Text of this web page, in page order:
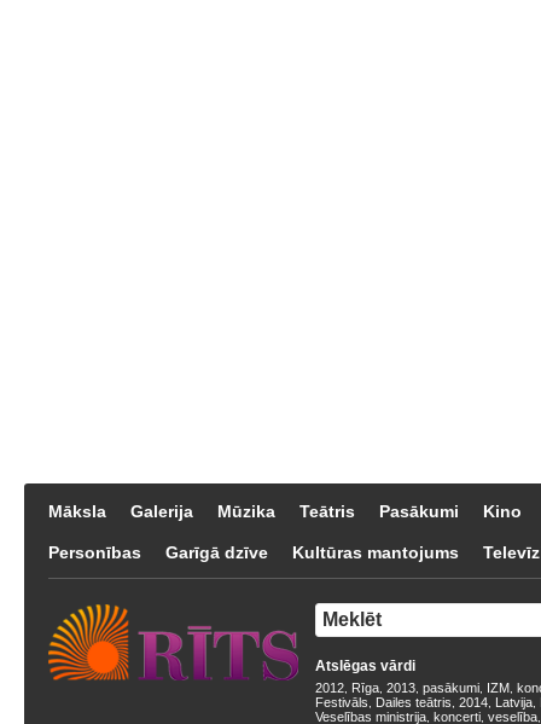
Māksla Galerija Mūzika Teātris Pasākumi Kino
Personības Garīgā dzīve Kultūras mantojums
Atslēgas vārdi
2012 Rīga 2013 pasākumi IZM
Festivāls
Dailes teātris 2014 Latvija
Veselības ministrija koncerti veselība